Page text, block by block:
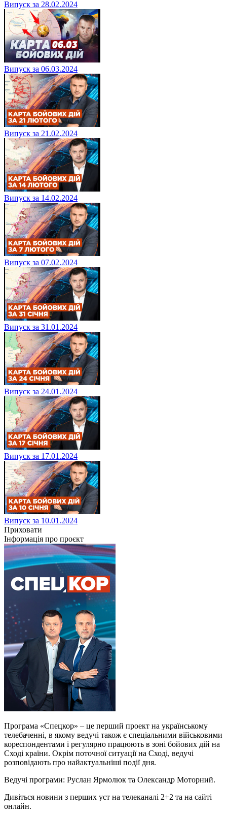
Випуск за 28.02.2024
Випуск за 06.03.2024
Випуск за 21.02.2024
Випуск за 14.02.2024
Випуск за 07.02.2024
Випуск за 31.01.2024
Випуск за 24.01.2024
Випуск за 17.01.2024
Випуск за 10.01.2024
Приховати
Інформація про проєкт
Програма «Спецкор» – це перший проект на українському
телебаченні, в якому ведучі також є спеціальними військовими
кореспондентами і регулярно працюють в зоні бойових дій на
Сході країни. Окрім поточної ситуації на Сході, ведучі
розповідають про найактуальніші події дня.
Ведучі програми: Руслан Ярмолюк та Олександр Моторний.
Дивіться новини з перших уст на телеканалі 2+2 та на сайті
онлайн.